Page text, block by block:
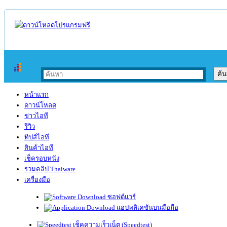
หน้าแรก
ดาวน์โหลด
ข่าวไอที
รีวิว
ทิปส์ไอที
สินค้าไอที
เช็ครอบหนัง
รวมคลิป Thaiware
เครื่องมือ
ซอฟต์แวร์
แอปพลิเคชันบนมือถือ
เช็คความเร็วเน็ต (Speedtest)